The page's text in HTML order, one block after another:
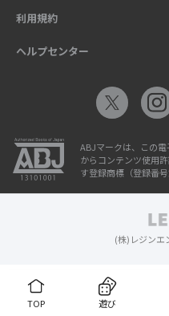
TOP 遊び
利用規約
ヘルプセンター
ABJマークは、この
からコンテンツ使用
す登録商標（登録番号
(株)レジンエ